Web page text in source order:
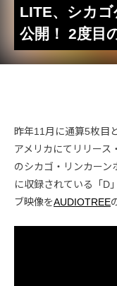
LITE、シカ
公開！ 2度目
昨年11月に通算5枚目
アメリカにてリリース
のシカゴ・リンカーン
に収録されている「D
ブ映像をAUDIOTREE